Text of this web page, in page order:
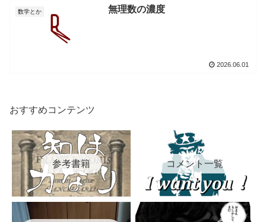
数学とか 無理数の濃度
2026.06.01
おすすめコンテンツ
参考書籍 コメント一覧